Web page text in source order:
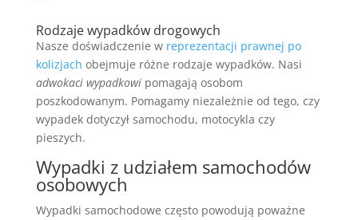
Rodzaje wypadków drogowych
Nasze doświadczenie w reprezentacji prawnej po
kolizjach obejmuje różne rodzaje wypadków. Nasi
adwokaci wypadkowipomagają osobom
poszkodowanym. Pomagamy niezależnie od tego, czy
wypadek dotyczył samochodu, motocykla czy
pieszych.
Wypadki z udziałem samochodów
osobowych
Wypadki samochodowe często powodują poważne